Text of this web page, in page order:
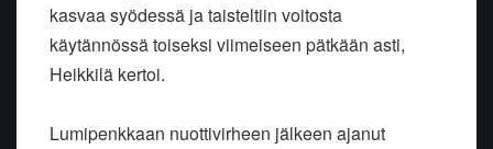
kasvaa syödessä ja taisteltiin voitosta
käytännössä toiseksi viimeiseen pätkään asti,
Heikkilä kertoi.
Lumipenkkaan nuottivirheen jälkeen ajanut